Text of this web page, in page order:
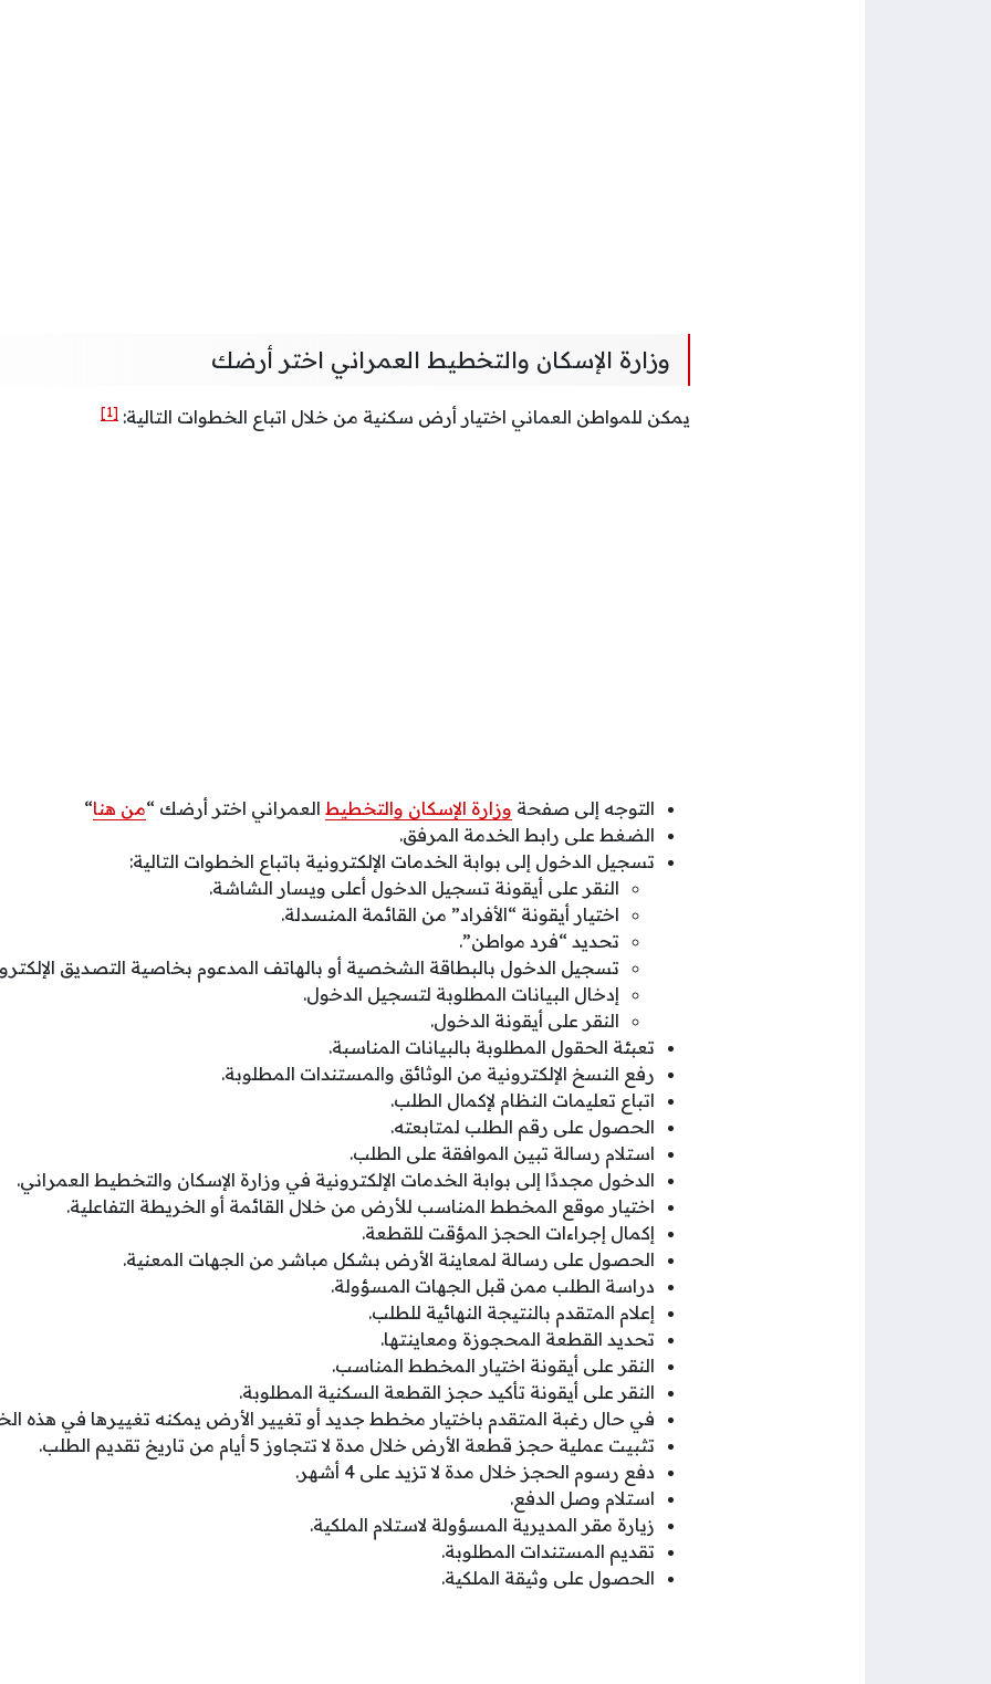
وزارة الإسكان والتخطيط العمراني اختر أرضك
يمكن للمواطن العماني اختيار أرض سكنية من خلال اتباع الخطوات التالية: [1]
التوجه إلى صفحة وزارة الإسكان والتخطيط العمراني اختر أرضك “من هنا“
الضغط على رابط الخدمة المرفق.
تسجيل الدخول إلى بوابة الخدمات الإلكترونية باتباع الخطوات التالية:
النقر على أيقونة تسجيل الدخول أعلى ويسار الشاشة.
اختيار أيقونة “الأفراد” من القائمة المنسدلة.
تحديد “فرد مواطن”.
تسجيل الدخول بالبطاقة الشخصية أو بالهاتف المدعوم بخاصية التصديق
إدخال البيانات المطلوبة لتسجيل الدخول.
النقر على أيقونة الدخول.
تعبئة الحقول المطلوبة بالبيانات المناسبة.
رفع النسخ الإلكترونية من الوثائق والمستندات المطلوبة.
اتباع تعليمات النظام لإكمال الطلب.
الحصول على رقم الطلب لمتابعته.
استلام رسالة تبين الموافقة على الطلب.
الدخول مجددًا إلى بوابة الخدمات الإلكترونية في وزارة الإسكان والتخطيط العمراني.
اختيار موقع المخطط المناسب للأرض من خلال القائمة أو الخريطة التفاعلية.
إكمال إجراءات الحجز المؤقت للقطعة.
الحصول على رسالة لمعاينة الأرض بشكل مباشر من الجهات المعنية.
دراسة الطلب ممن قبل الجهات المسؤولة.
إعلام المتقدم بالنتيجة النهائية للطلب.
تحديد القطعة المحجوزة ومعاينتها.
النقر على أيقونة اختيار المخطط المناسب.
النقر على أيقونة تأكيد حجز القطعة السكنية المطلوبة.
في حال رغبة المتقدم باختيار مخطط جديد أو تغيير الأرض يمكنه تغييرها في هذه
تثبيت عملية حجز قطعة الأرض خلال مدة لا تتجاوز 5 أيام من تاريخ تقديم الطلب.
دفع رسوم الحجز خلال مدة لا تزيد على 4 أشهر.
استلام وصل الدفع.
زيارة مقر المديرية المسؤولة لاستلام الملكية.
تقديم المستندات المطلوبة.
الحصول على وثيقة الملكية.